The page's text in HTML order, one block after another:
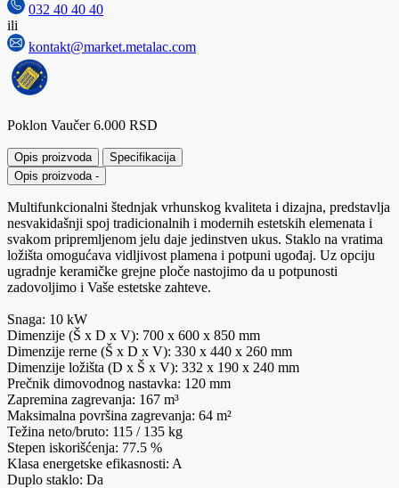
032 40 40 40
ili
kontakt@market.metalac.com
Poklon Vaučer 6.000 RSD
Opis proizvoda
Specifikacija
Opis proizvoda -
Multifunkcionalni štednjak vrhunskog kvaliteta i dizajna, predstavlja
nesvakidašnji spoj tradicionalnih i modernih estetskih elemenata i
svakom pripremljenom jelu daje jedinstven ukus. Staklo na vratima
ložišta omogućava vidljivost plamena i potpuni ugođaj. Uz opciju
ugradnje keramičke grejne ploče nastojimo da u potpunosti
zadovoljimo i Vaše estetske zahteve.
Snaga: 10 kW
Dimenzije (Š x D x V): 700 x 600 x 850 mm
Dimenzije rerne (Š x D x V): 330 x 440 x 260 mm
Dimenzije ložišta (D x Š x V): 332 x 190 x 240 mm
Prečnik dimovodnog nastavka: 120 mm
Zapremina zagrevanja: 167 m³
Maksimalna površina zagrevanja: 64 m²
Težina neto/bruto: 115 / 135 kg
Stepen iskorišćenja: 77.5 %
Klasa energetske efikasnosti: A
Duplo staklo: Da